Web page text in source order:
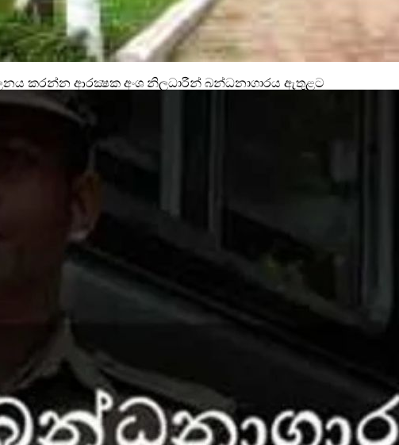
කරන්න ආරක්‍ෂක අංශ නිලධාරීන් බන්ධනාගාරය ඇතුළට